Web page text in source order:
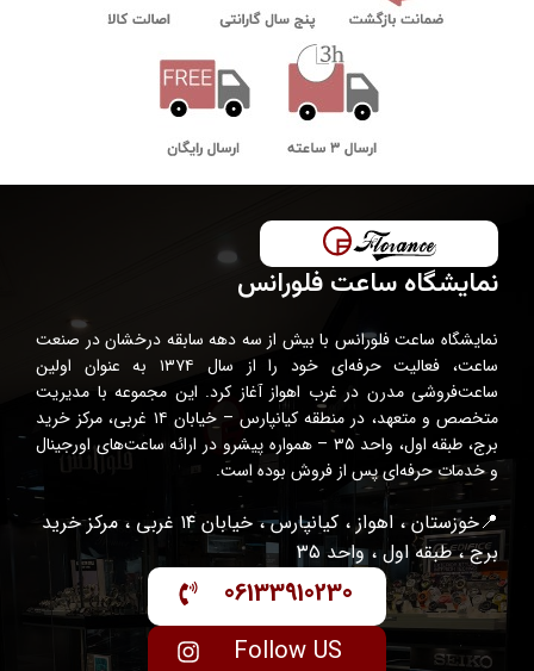
نمایشگاه ساعت فلورانس
نمایشگاه ساعت فلورانس با بیش از سه دهه سابقه درخشان در صنعت
ساعت، فعالیت حرفه‌ای خود را از سال ۱۳۷۴ به عنوان اولین
ساعت‌فروشی مدرن در غرب اهواز آغاز کرد. این مجموعه با مدیریت
متخصص و متعهد، در منطقه کیانپارس – خیابان ۱۴ غربی، مرکز خرید
برج، طبقه اول، واحد ۳۵ – همواره پیشرو در ارائه ساعت‌های اورجینال
و خدمات حرفه‌ای پس از فروش بوده است.
📍خوزستان ، اهواز ، کیانپارس ، خیابان ۱۴ غربی ، مرکز خرید
برج ، طبقه اول ، واحد ۳۵
06133910230
Follow US